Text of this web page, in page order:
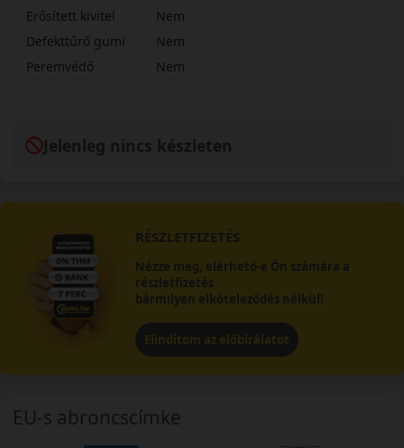
Erősített kivitel
Nem
Defekttűrő gumi
Nem
Peremvédő
Nem
Jelenleg nincs készleten
RÉSZLETFIZETÉS
Nézze meg, elérhető-e Ön számára a
részletfizetés
bármilyen elköteleződés nélkül!
Elindítom az előbírálatot
EU-s abroncscímke